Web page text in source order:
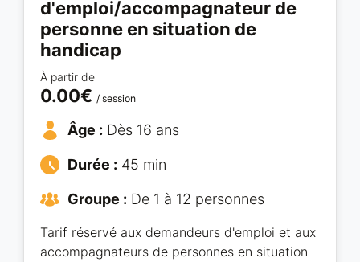
d'emploi/accompagnateur de
personne en situation de
handicap
À partir de
0.00€ / session
Âge : Dès 16 ans
Durée : 45 min
Groupe : De 1 à 12 personnes
Tarif réservé aux demandeurs d'emploi et aux
accompagnateurs de personnes en situation